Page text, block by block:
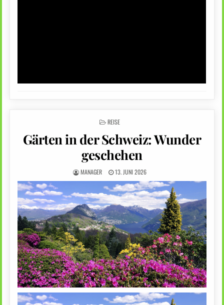
POSTED
REISE
Gärten in der Schweiz: Wunder
geschehen
MANAGER 13. JUNI 2026